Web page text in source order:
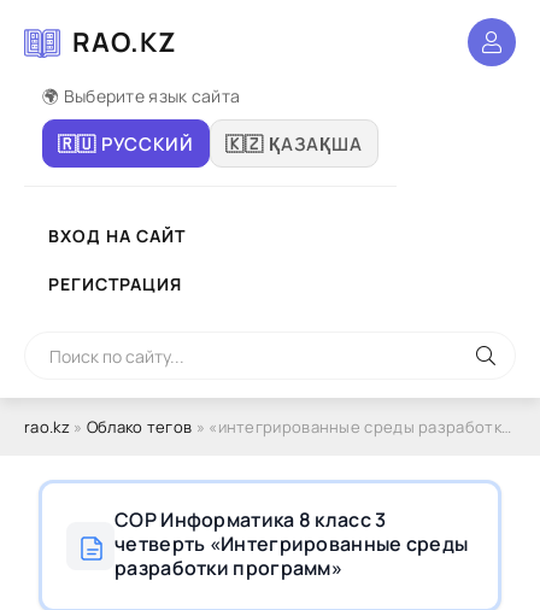
RAO.KZ
🌍 Выберите язык сайта
🇷🇺 РУССКИЙ 🇰🇿 ҚАЗАҚША
ВХОД НА САЙТ
РЕГИСТРАЦИЯ
rao.kz» Облако тегов » «интегрированные среды разработки программ»
СОР Информатика 8 класс 3
четверть «Интегрированные среды
разработки программ»